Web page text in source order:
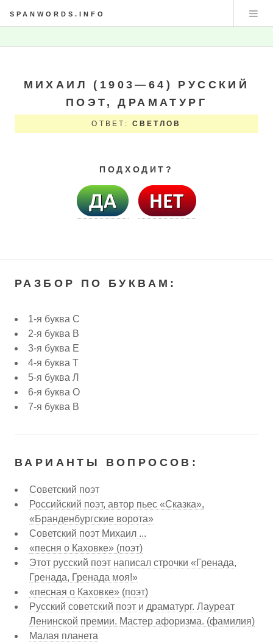
SPANWORDS.INFO
МИХАИЛ (1903—64) РУССКИЙ
ПОЭТ, ДРАМАТУРГ
ОТВЕТ: СВЕТЛОВ
ПОДХОДИТ?
РАЗБОР ПО БУКВАМ:
1-я буква С
2-я буква В
3-я буква Е
4-я буква Т
5-я буква Л
6-я буква О
7-я буква В
ВАРИАНТЫ ВОПРОСОВ:
Советский поэт
Российский поэт, автор пьес «Сказка»,
«Бранденбургские ворота»
Советский поэт Михаил ...
«песня о Каховке» (поэт)
Этот русский поэт написал строчки «Гренада,
Гренада, Гренада моя!»
«песная о Каховке» (поэт)
Русский советский поэт и драматург. Лауреат
Ленинской премии. Мастер афоризма. (фамилия)
Малая планета